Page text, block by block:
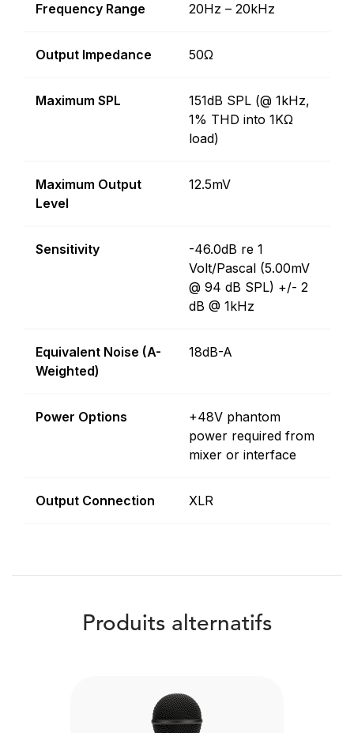
Frequency Range 20Hz – 20kHz
Output Impedance 50Ω
Maximum SPL
151dB SPL (@ 1kHz,
1% THD into 1KΩ
load)
Maximum Output
Level
12.5mV
Sensitivity
-46.0dB re 1
Volt/Pascal (5.00mV
@ 94 dB SPL) +/- 2
dB @ 1kHz
Equivalent Noise (A-
Weighted)
18dB-A
Power Options
+48V phantom
power required from
mixer or interface
Output Connection XLR
Produits alternatifs